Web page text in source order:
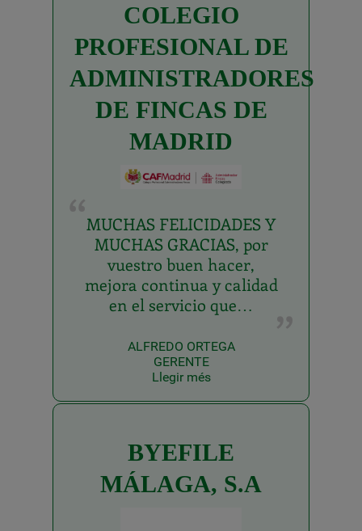
COLEGIO
PROFESIONAL DE
ADMINISTRADORES
DE FINCAS DE
MADRID
MUCHAS FELICIDADES Y
MUCHAS GRACIAS, por
vuestro buen hacer,
mejora continua y calidad
en el servicio que…
ALFREDO ORTEGA
GERENTE
Llegir més
BYEFILE
MÁLAGA, S.A